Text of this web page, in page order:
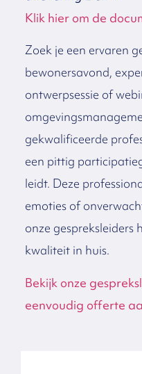
Klik hier om de
Zoek je een ervaren
bewonersavond,
ontwerpsessie of
gekwalificeerde
een pittig
leidt. Deze
emoties of
onze gespreksleiders
kwaliteit in huis.
Bekijk onze
eenvoudig offerte